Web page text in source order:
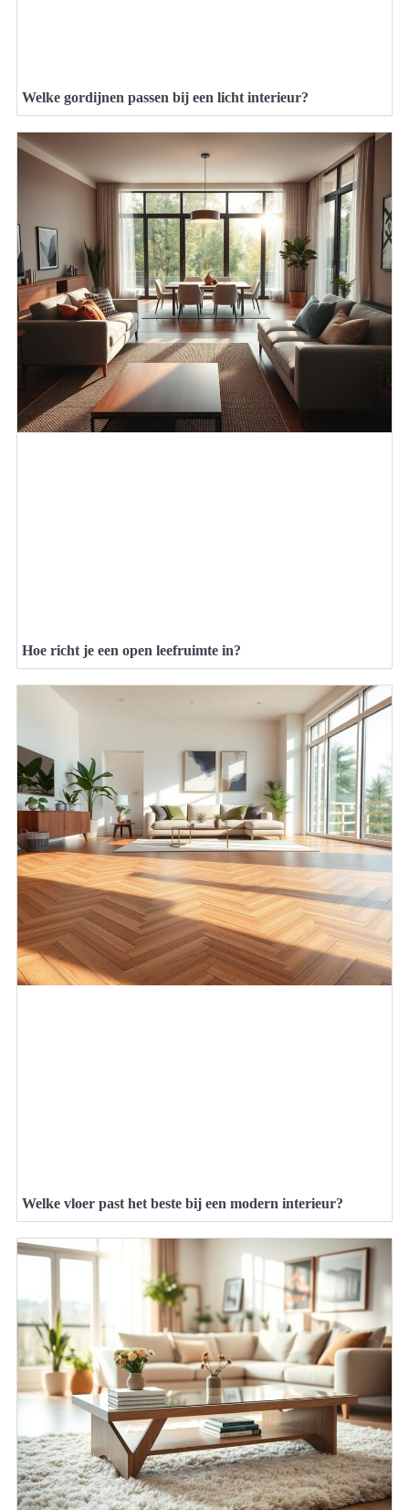
Welke gordijnen passen bij een licht interieur?
Hoe richt je een open leefruimte in?
Welke vloer past het beste bij een modern interieur?